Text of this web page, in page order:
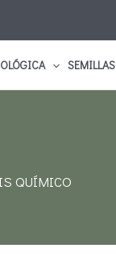
SEMILLAS
QUÍMICO